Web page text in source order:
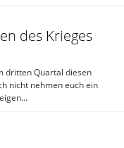
des Krieges
dritten Quartal diesen
nicht nehmen euch ein